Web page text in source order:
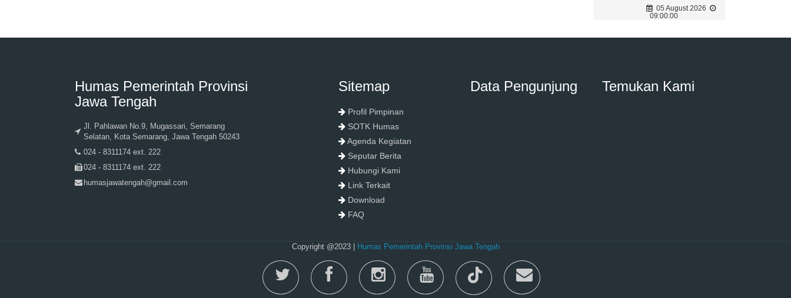
05 August 2026
09:00:00
Humas Pemerintah Provinsi
Jawa Tengah
Jl. Pahlawan No.9, Mugassari, Semarang
Selatan, Kota Semarang, Jawa Tengah 50243
024 - 8311174 ext. 222
024 - 8311174 ext. 222
humasjawatengah@gmail.com
Sitemap
Profil Pimpinan
SOTK Humas
Agenda Kegiatan
Seputar Berita
Hubungi Kami
Link Terkait
Download
FAQ
Data Pengunjung Temukan Kami
Copyright @2023 | Humas Pemerintah Provinsi Jawa Tengah